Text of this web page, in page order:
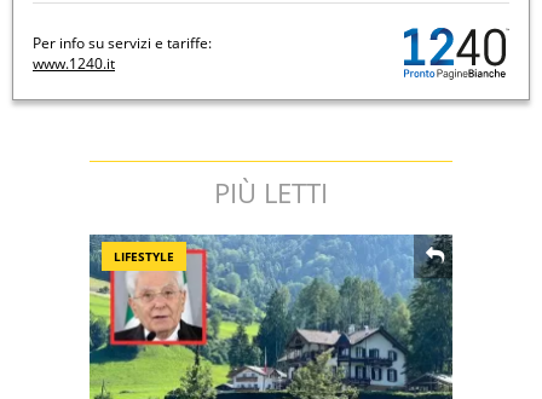
Per info su servizi e tariffe:
www.1240.it
PIÙ LETTI
LIFESTYLE